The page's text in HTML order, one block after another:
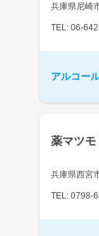
兵庫県尼崎
TEL: 06-
アルコー
薬マツモ
兵庫県西宮
TEL: 0798-